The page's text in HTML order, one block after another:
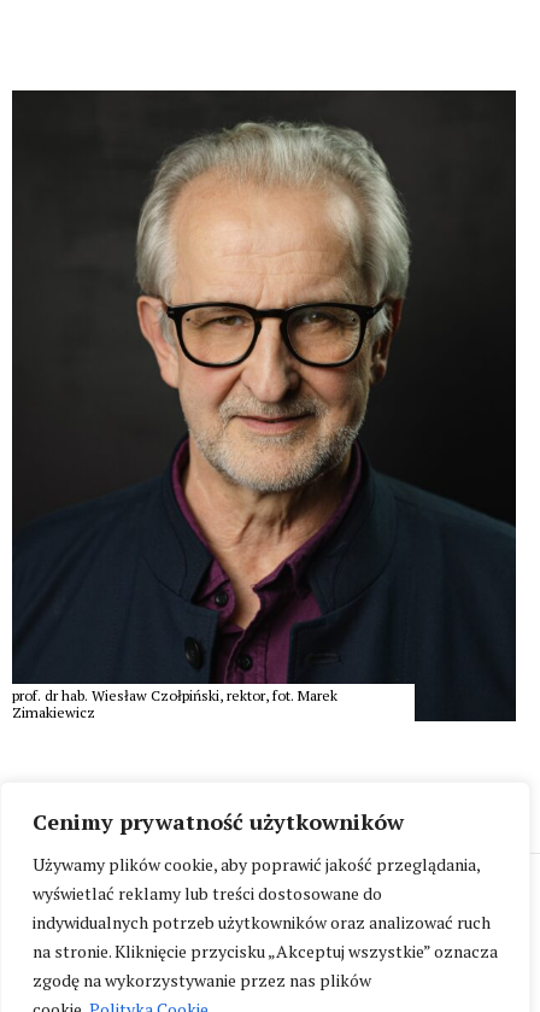
Cenimy prywatność użytkowników
Używamy plików cookie, aby poprawić jakość przeglądania,
wyświetlać reklamy lub treści dostosowane do
indywidualnych potrzeb użytkowników oraz analizować ruch
na stronie. Kliknięcie przycisku „Akceptuj wszystkie” oznacza
zgodę na wykorzystywanie przez nas plików
prof. dr hab. Wiesław Czołpiński, rektor, fot. Marek
Zimakiewicz
Akademia Teatralna im. A. Zelwerowicza, ul. Miodowa 22/24, 00-
246 Warszawa